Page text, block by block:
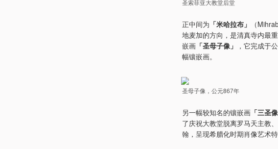
圣索菲亚大教堂后堂
正中间为 「米哈拉布」
（
地麦加的方向，是清真寺内最
嵌画 「圣母子像」
，它完成于
幅镶嵌画。
圣母子像，公元867年
另一幅较知名的镶嵌画 「三圣像
了庆祝大教堂脱离罗马天主教
翰，呈现希腊化时期肖像艺术